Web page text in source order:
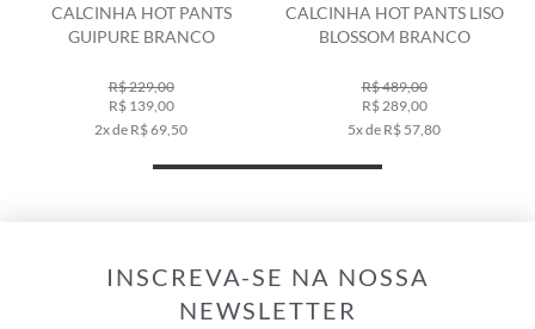
CALCINHA HOT PANTS LISO
BLOSSOM BRANCO
R$ 489,00
R$ 289,00
5x de R$ 57,80
CALCINHA HOT PANTS
RECORTE SUNSET AZUL
R$ 269,00
R$ 159,00
3x de R$ 53,00
INSCREVA-SE NA NOSSA
NEWSLETTER